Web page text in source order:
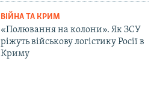
ВІЙНА ТА КРИМ
«Полювання на колони». Як ЗСУ
ріжуть військову логістику Росії в
Криму